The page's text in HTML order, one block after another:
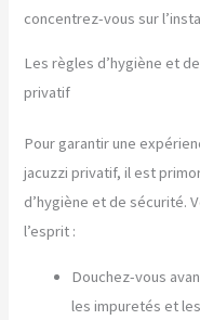
concentrez-vous sur
Les règles d’hygiène et
privatif
Pour garantir une
jacuzzi privatif, il est
d’hygiène et de sécurité.
l’esprit :
Douchez-vous
les impuretés et